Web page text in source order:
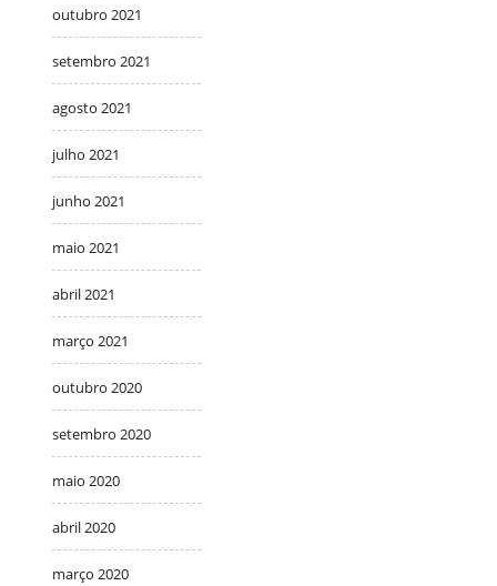
outubro 2021
setembro 2021
agosto 2021
julho 2021
junho 2021
maio 2021
abril 2021
março 2021
outubro 2020
setembro 2020
maio 2020
abril 2020
março 2020